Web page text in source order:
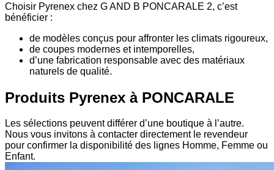
Choisir Pyrenex chez G AND B PONCARALE 2, c’est
bénéficier :
de modèles conçus pour affronter les climats rigoureux,
de coupes modernes et intemporelles,
d’une fabrication responsable avec des matériaux
naturels de qualité.
Produits Pyrenex à PONCARALE
Les sélections peuvent différer d’une boutique à l’autre.
Nous vous invitons à contacter directement le revendeur
pour confirmer la disponibilité des lignes Homme, Femme ou
Enfant.